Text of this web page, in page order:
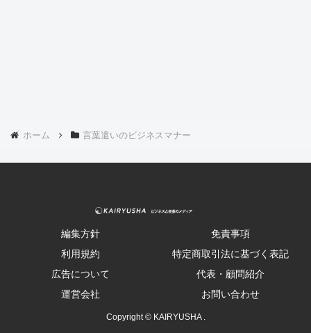
ホーム 言葉遣いのビジネスマナー
編集方針
免責事項
利用規約
特定商取引法に基づく表記
広告について
代表・顧問紹介
運営会社
お問い合わせ
Copyright © KAIRYUSHA .